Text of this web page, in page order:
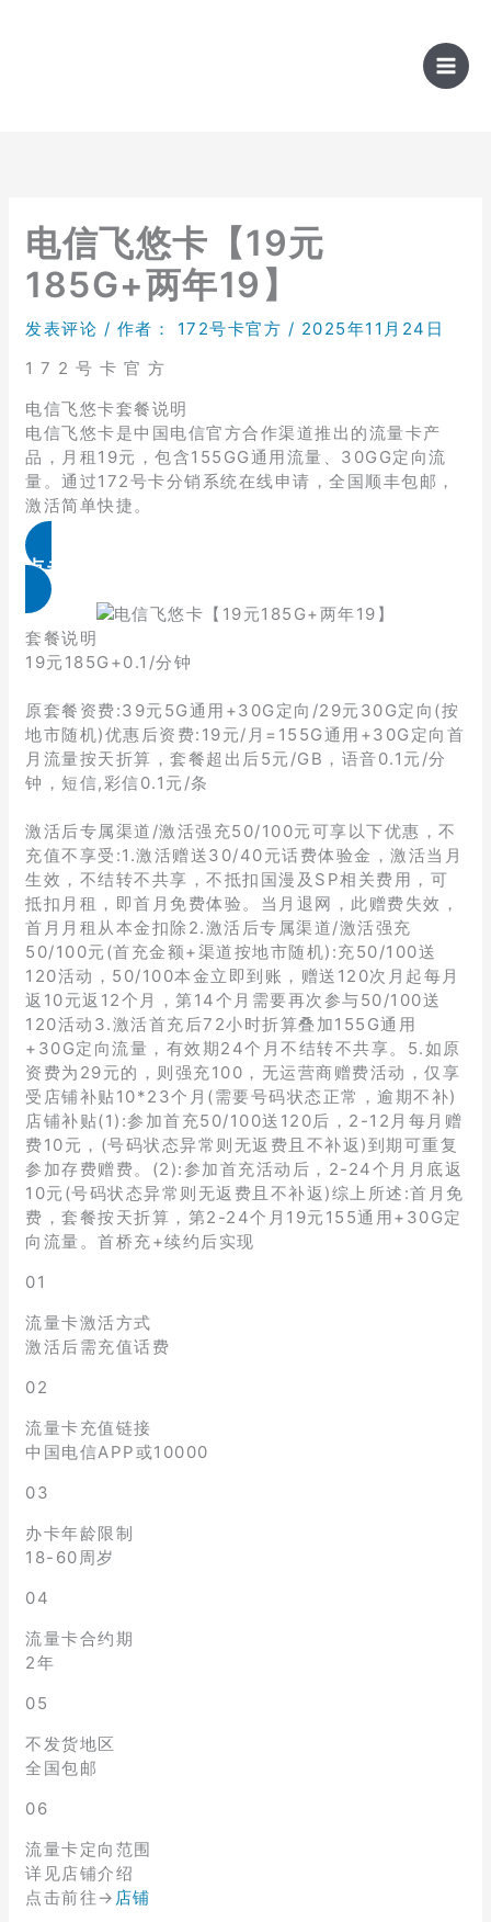
电信飞悠卡【19元
185G+两年19】
发表评论 / 作者： 172号卡官方 / 2025年11月24日
1 7 2 号 卡 官 方
电信飞悠卡套餐说明
电信飞悠卡是中国电信官方合作渠道推出的流量卡产
品，月租19元，包含155GG通用流量、30GG定向流
量。通过172号卡分销系统在线申请，全国顺丰包邮，
激活简单快捷。
点击免费领取
套餐说明
19元185G+0.1/分钟
原套餐资费:39元5G通用+30G定向/29元30G定向(按
地市随机)优惠后资费:19元/月=155G通用+30G定向首
月流量按天折算，套餐超出后5元/GB，语音0.1元/分
钟，短信,彩信0.1元/条
激活后专属渠道/激活强充50/100元可享以下优惠，不
充值不享受:1.激活赠送30/40元话费体验金，激活当月
生效，不结转不共享，不抵扣国漫及SP相关费用，可
抵扣月租，即首月免费体验。当月退网，此赠费失效，
首月月租从本金扣除2.激活后专属渠道/激活强充
50/100元(首充金额+渠道按地市随机):充50/100送
120活动，50/100本金立即到账，赠送120次月起每月
返10元返12个月，第14个月需要再次参与50/100送
120活动3.激活首充后72小时折算叠加155G通用
+30G定向流量，有效期24个月不结转不共享。5.如原
资费为29元的，则强充100，无运营商赠费活动，仅享
受店铺补贴10*23个月(需要号码状态正常，逾期不补)
店铺补贴(1):参加首充50/100送120后，2-12月每月赠
费10元，(号码状态异常则无返费且不补返)到期可重复
参加存费赠费。(2):参加首充活动后，2-24个月月底返
10元(号码状态异常则无返费且不补返)综上所述:首月免
费，套餐按天折算，第2-24个月19元155通用+30G定
向流量。首桥充+续约后实现
01
流量卡激活方式
激活后需充值话费
02
流量卡充值链接
中国电信APP或10000
03
办卡年龄限制
18-60周岁
04
流量卡合约期
2年
05
不发货地区
全国包邮
06
流量卡定向范围
详见店铺介绍
点击前往→ 店铺